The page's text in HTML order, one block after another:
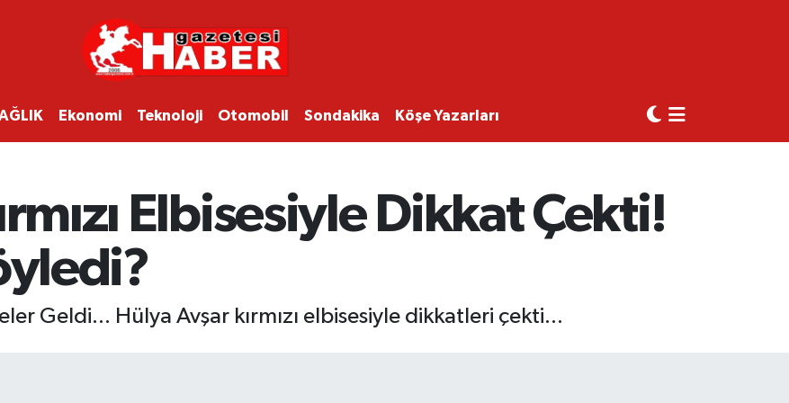
Ekonomi Teknoloji Otomobil Sondakika Köşe Yazarları
Elbisesiyle Dikkat Çekti!
Geldi... Hülya Avşar kırmızı elbisesiyle dikkatleri çekti...